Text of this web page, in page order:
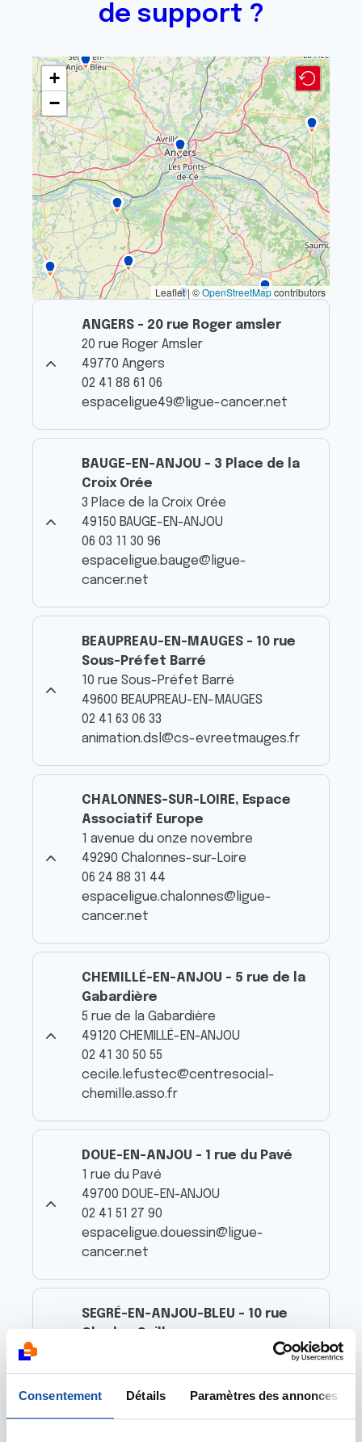
Consentement Détails Paramètres des annonces
de support ?
+
−
Leaflet | ©OpenStreetMapcontributors
ANGERS - 20 rue Roger amsler
20 rue Roger Amsler
49770 Angers
02 41 88 61 06
espaceligue49@ligue-cancer.net
BAUGE-EN-ANJOU - 3 Place de la
Croix Orée
3 Place de la Croix Orée
49150 BAUGE-EN-ANJOU
06 03 11 30 96
espaceligue.bauge@ligue-
cancer.net
BEAUPREAU-EN-MAUGES - 10 rue
Sous-Préfet Barré
10 rue Sous-Préfet Barré
49600 BEAUPREAU-EN-MAUGES
02 41 63 06 33
animation.dsl@cs-evreetmauges.fr
CHALONNES-SUR-LOIRE, Espace
Associatif Europe
1 avenue du onze novembre
49290 Chalonnes-sur-Loire
06 24 88 31 44
espaceligue.chalonnes@ligue-
cancer.net
CHEMILLÉ-EN-ANJOU - 5 rue de la
Gabardière
5 rue de la Gabardière
49120 CHEMILLÉ-EN-ANJOU
02 41 30 50 55
cecile.lefustec@centresocial-
chemille.asso.fr
DOUE-EN-ANJOU - 1 rue du Pavé
1 rue du Pavé
49700 DOUE-EN-ANJOU
02 41 51 27 90
espaceligue.douessin@ligue-
cancer.net
SEGRÉ-EN-ANJOU-BLEU - 10 rue
Charles Guilleux
49500 SEGRÉ-EN-ANJOU-BLEU
06 10 78 89 40